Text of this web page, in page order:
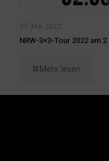
27. Mai 2022
NRW-3×3-Tour 2022 am
Mehr lesen